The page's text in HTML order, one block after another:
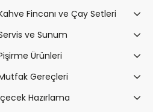
Fincanı ve Çay Setleri
ve Sunum
Ürünleri
Gereçleri
Hazırlama